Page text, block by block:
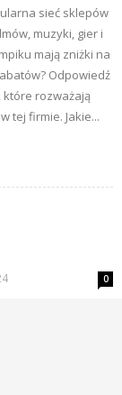
sieć sklepów
muzyki, gier i
mają zniżki na
Odpowiedź
rozważają
tej firmie. Jakie...
0